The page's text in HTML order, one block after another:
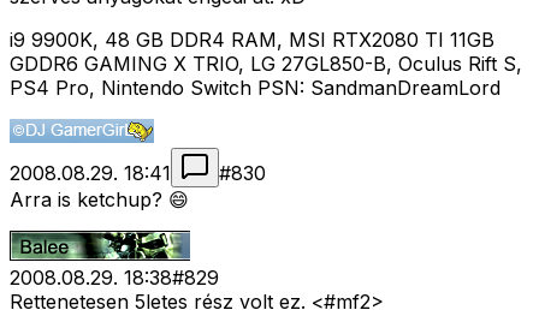
i9 9900K, 48 GB DDR4 RAM, MSI RTX2080 TI 11GB
GDDR6 GAMING X TRIO, LG 27GL850-B, Oculus Rift S,
PS4 Pro, Nintendo Switch PSN: SandmanDreamLord
2008.08.29. 18:41 #830
Arra is ketchup? 😄
2008.08.29. 18:38#829
Rettenetesen 5letes rész volt ez. <#mf2>